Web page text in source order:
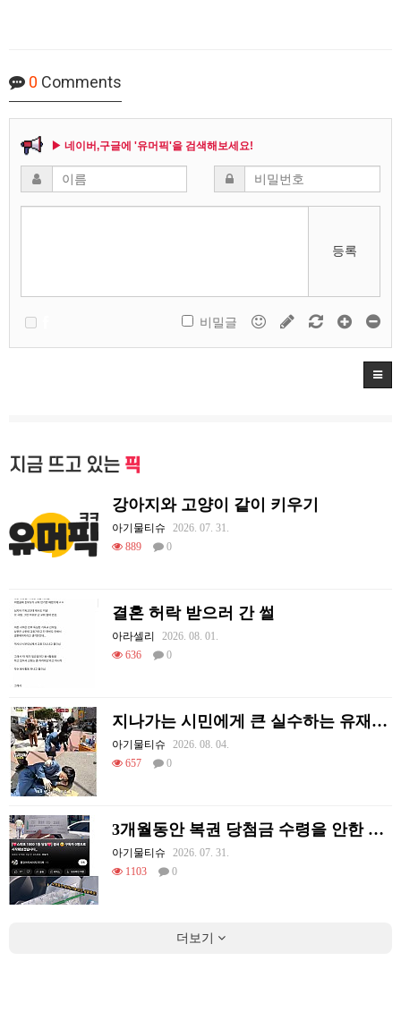
0 Comments
▶ 네이버,구글에 '유머픽'을 검색해보세요!
등록
비밀글
지금 뜨고 있는 픽
강아지와 고양이 같이 키우기
아기물티슈
2026. 07. 31.
889
0
결혼 허락 받으러 간 썰
아라셀리
2026. 08. 01.
636
0
지나가는 시민에게 큰 실수하는 유재석.jpg
아기물티슈
2026. 08. 04.
657
0
3개월동안 복권 당첨금 수령을 안한 이유
아기물티슈
2026. 07. 31.
1103
0
더보기